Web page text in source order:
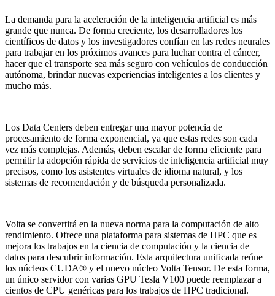
La demanda para la aceleración de la inteligencia artificial es más
grande que nunca. De forma creciente, los desarrolladores los
científicos de datos y los investigadores confían en las redes neurales
para trabajar en los próximos avances para luchar contra el cáncer,
hacer que el transporte sea más seguro con vehículos de conducción
autónoma, brindar nuevas experiencias inteligentes a los clientes y
mucho más.
Los Data Centers deben entregar una mayor potencia de
procesamiento de forma exponencial, ya que estas redes son cada
vez más complejas. Además, deben escalar de forma eficiente para
permitir la adopción rápida de servicios de inteligencia artificial muy
precisos, como los asistentes virtuales de idioma natural, y los
sistemas de recomendación y de búsqueda personalizada.
Volta se convertirá en la nueva norma para la computación de alto
rendimiento. Ofrece una plataforma para sistemas de HPC que es
mejora los trabajos en la ciencia de computación y la ciencia de
datos para descubrir información. Esta arquitectura unificada reúne
los núcleos CUDA® y el nuevo núcleo Volta Tensor. De esta forma,
un único servidor con varias GPU Tesla V100 puede reemplazar a
cientos de CPU genéricas para los trabajos de HPC tradicional.